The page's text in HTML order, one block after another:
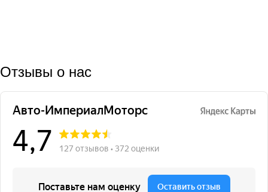
Отзывы о нас